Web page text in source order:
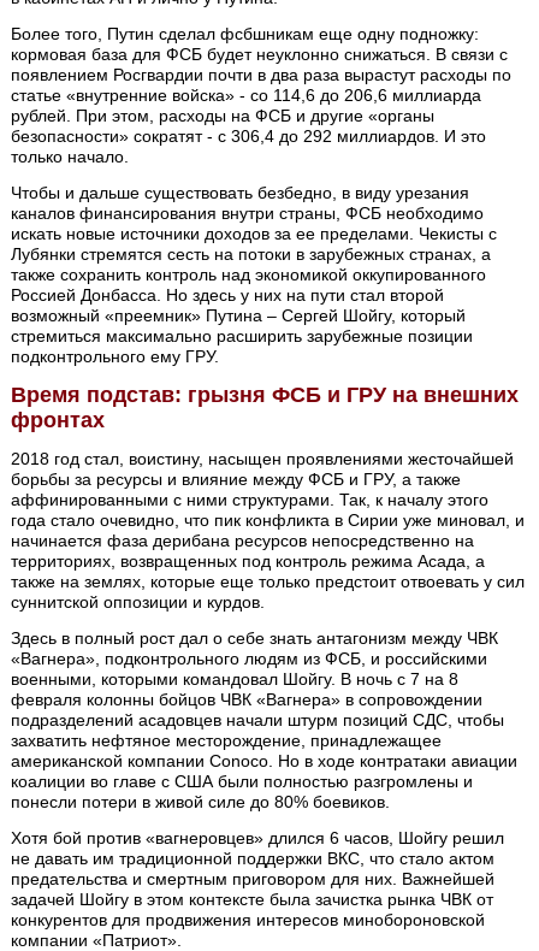
Более того, Путин сделал фсбшникам еще одну подножку:
кормовая база для ФСБ будет неуклонно снижаться. В связи с
появлением Росгвардии почти в два раза вырастут расходы по
статье «внутренние войска» - со 114,6 до 206,6 миллиарда
рублей. При этом, расходы на ФСБ и другие «органы
безопасности» сократят - с 306,4 до 292 миллиардов. И это
только начало.
Чтобы и дальше существовать безбедно, в виду урезания
каналов финансирования внутри страны, ФСБ необходимо
искать новые источники доходов за ее пределами. Чекисты с
Лубянки стремятся сесть на потоки в зарубежных странах, а
также сохранить контроль над экономикой оккупированного
Россией Донбасса. Но здесь у них на пути стал второй
возможный «преемник» Путина – Сергей Шойгу, который
стремиться максимально расширить зарубежные позиции
подконтрольного ему ГРУ.
Время подстав: грызня ФСБ и ГРУ на внешних
фронтах
2018 год стал, воистину, насыщен проявлениями жесточайшей
борьбы за ресурсы и влияние между ФСБ и ГРУ, а также
аффинированными с ними структурами. Так, к началу этого
года стало очевидно, что пик конфликта в Сирии уже миновал, и
начинается фаза дерибана ресурсов непосредственно на
территориях, возвращенных под контроль режима Асада, а
также на землях, которые еще только предстоит отвоевать у сил
суннитской оппозиции и курдов.
Здесь в полный рост дал о себе знать антагонизм между ЧВК
«Вагнера», подконтрольного людям из ФСБ, и российскими
военными, которыми командовал Шойгу. В ночь с 7 на 8
февраля колонны бойцов ЧВК «Вагнера» в сопровождении
подразделений асадовцев начали штурм позиций СДС, чтобы
захватить нефтяное месторождение, принадлежащее
американской компании Conoco. Но в ходе контратаки авиации
коалиции во главе с США были полностью разгромлены и
понесли потери в живой силе до 80% боевиков.
Хотя бой против «вагнеровцев» длился 6 часов, Шойгу решил
не давать им традиционной поддержки ВКС, что стало актом
предательства и смертным приговором для них. Важнейшей
задачей Шойгу в этом контексте была зачистка рынка ЧВК от
конкурентов для продвижения интересов минобороновской
компании «Патриот».